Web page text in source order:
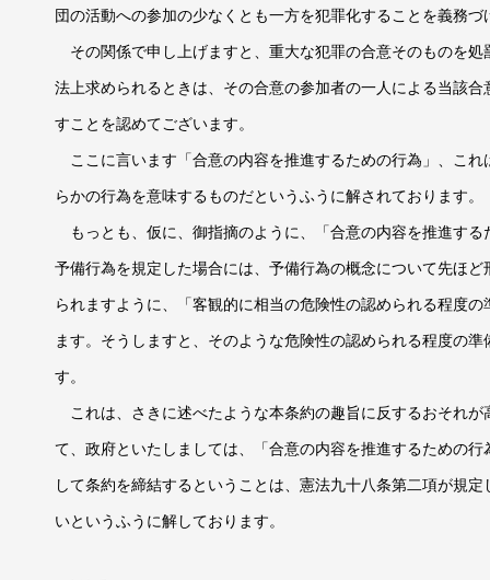
団の活動への参加の少なくとも一方を犯罪化することを義務づ
その関係で申し上げますと、重大な犯罪の合意そのものを
法上求められるときは、その合意の参加者の一人による当該
すことを認めてございます。
ここに言います「合意の内容を推進するための行為」、こ
らかの行為を意味するものだというふうに解されております。
もっとも、仮に、御指摘のように、「合意の内容を推進す
予備行為を規定した場合には、予備行為の概念について先ほ
られますように、「客観的に相当の危険性の認められる程度
ます。そうしますと、そのような危険性の認められる程度の
す。
これは、さきに述べたような本条約の趣旨に反するおそれ
て、政府といたしましては、「合意の内容を推進するための
して条約を締結するということは、憲法九十八条第二項が規
いというふうに解しております。